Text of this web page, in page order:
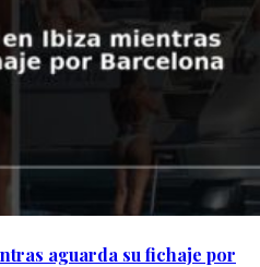
aguarda su fichaje por